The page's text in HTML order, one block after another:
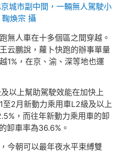
城市副中間，一輛無人駕駛小
煥宗 攝
無人車在十多個區之間穿越。
云鵬說，蘿卜快跑的辦事單量
1%，在京、渝、深等地也運
以上幫助駕駛效能在加快上
2月新動力乘用車L2級及以上
，而往年新動力乘用車的卸
卸車率為36.6%。
今朝可以最年夜水平束縛雙